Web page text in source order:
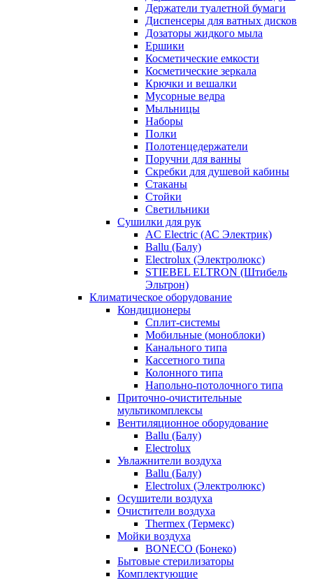
Держатели туалетной бумаги
Диспенсеры для ватных дисков
Дозаторы жидкого мыла
Ершики
Косметические емкости
Косметические зеркала
Крючки и вешалки
Мусорные ведра
Мыльницы
Наборы
Полки
Полотенцедержатели
Поручни для ванны
Скребки для душевой кабины
Стаканы
Стойки
Светильники
Сушилки для рук
AC Electric (АС Электрик)
Ballu (Балу)
Electrolux (Электролюкс)
STIEBEL ELTRON (Штибель
Эльтрон)
Климатическое оборудование
Кондиционеры
Сплит-системы
Мобильные (моноблоки)
Канального типа
Кассетного типа
Колонного типа
Напольно-потолочного типа
Приточно-очистительные
мультикомплексы
Вентиляционное оборудование
Ballu (Балу)
Electrolux
Увлажнители воздуха
Ballu (Балу)
Electrolux (Электролюкс)
Осушители воздуха
Очистители воздуха
Thermex (Термекс)
Мойки воздуха
BONECO (Бонеко)
Бытовые стерилизаторы
Комплектующие